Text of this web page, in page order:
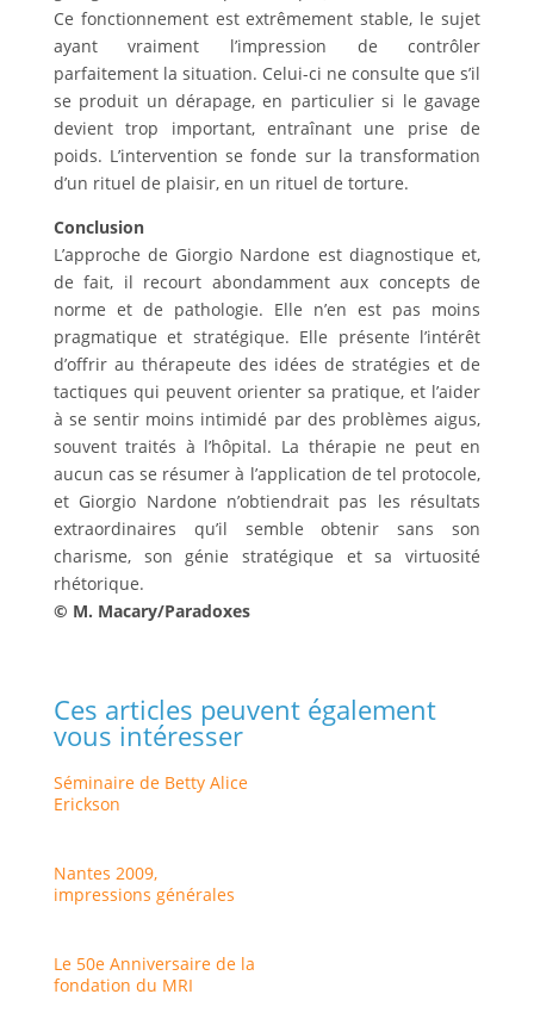
Ce fonctionnement est extrêmement stable, le sujet
ayant vraiment l’impression de contrôler
parfaitement la situation. Celui-ci ne consulte que s’il
se produit un dérapage, en particulier si le gavage
devient trop important, entraînant une prise de
poids. L’intervention se fonde sur la transformation
d’un rituel de plaisir, en un rituel de torture.
Conclusion
L’approche de Giorgio Nardone est diagnostique et,
de fait, il recourt abondamment aux concepts de
norme et de pathologie. Elle n’en est pas moins
pragmatique et stratégique. Elle présente l’intérêt
d’offrir au thérapeute des idées de stratégies et de
tactiques qui peuvent orienter sa pratique, et l’aider
à se sentir moins intimidé par des problèmes aigus,
souvent traités à l’hôpital. La thérapie ne peut en
aucun cas se résumer à l’application de tel protocole,
et Giorgio Nardone n’obtiendrait pas les résultats
extraordinaires qu’il semble obtenir sans son
charisme, son génie stratégique et sa virtuosité
rhétorique.
© M. Macary/Paradoxes
Ces articles peuvent également
vous intéresser
Séminaire de Betty Alice
Erickson
Nantes 2009,
impressions générales
Le 50e Anniversaire de la
fondation du MRI